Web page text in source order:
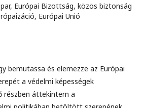
Európai Bizottság, közös biztonság
Európai Unió
bemutassa és elemezze az Európai
a védelmi képességek
részben áttekintem a